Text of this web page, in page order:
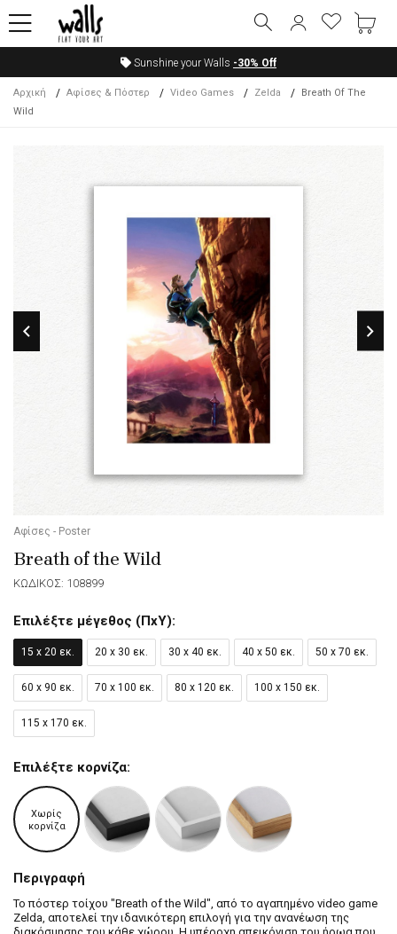
Sunshine your Walls -30% Off
Αρχική Αφίσες & Πόστερ Video Games Zelda
Breath Of The
Wild
Αφίσες - Poster
Breath of the Wild
ΚΩΔΙΚΟΣ: 108899
Επιλέξτε μέγεθος (ΠxΥ):
15 x 20 εκ. 20 x 30 εκ. 30 x 40 εκ. 40 x 50 εκ. 50 x 70 εκ.
60 x 90 εκ. 70 x 100 εκ. 80 x 120 εκ. 100 x 150 εκ.
115 x 170 εκ.
Επιλέξτε κορνίζα:
Χωρίς
κορνίζα
Περιγραφή
Το πόστερ τοίχου "Breath of the Wild", από το αγαπημένο video game
Zelda, αποτελεί την ιδανικότερη επιλογή για την ανανέωση της